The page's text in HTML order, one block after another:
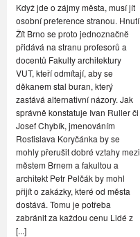
Když jde o zájmy města, musí jít
osobní preference stranou. Hnutí
Žít Brno se proto jednoznačně
přidává na stranu profesorů a
docentů Fakulty architektury
VUT, kteří odmítají, aby se
děkanem stal buran, který
zastává alternativní názory. Jak
správně konstatuje Ivan Ruller či
Josef Chybík, jmenováním
Rostislava Koryčánka by se
mohly přerušit dobré vztahy mezi
městem Brnem a fakultou a
architekt Petr Pelčák by mohl
přijít o zakázky, které od města
dostává. Tomu je potřeba
zabránit za každou cenu Lidé z
[...]